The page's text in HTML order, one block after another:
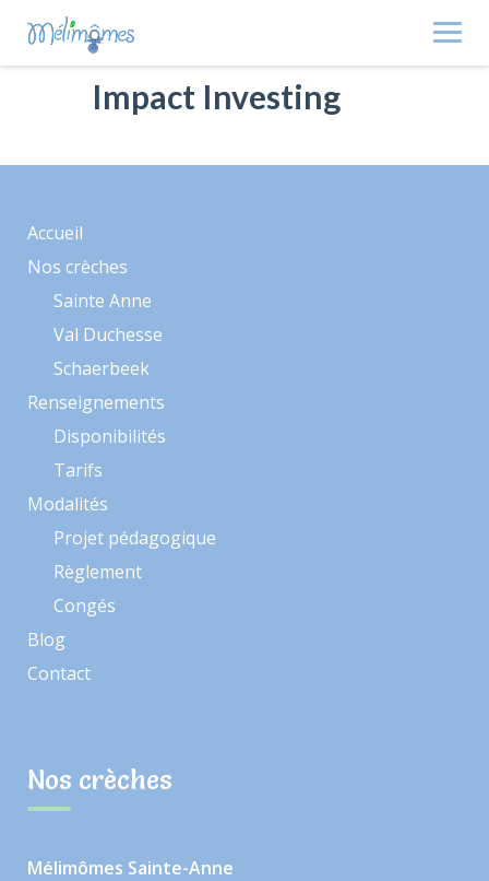
content
Impact Investing
Accueil
Nos crèches
Sainte Anne
Val Duchesse
Schaerbeek
Renseignements
Disponibilités
Tarifs
Modalités
Projet pédagogique
Règlement
Congés
Blog
Contact
Nos crèches
Mélimômes Sainte-Anne